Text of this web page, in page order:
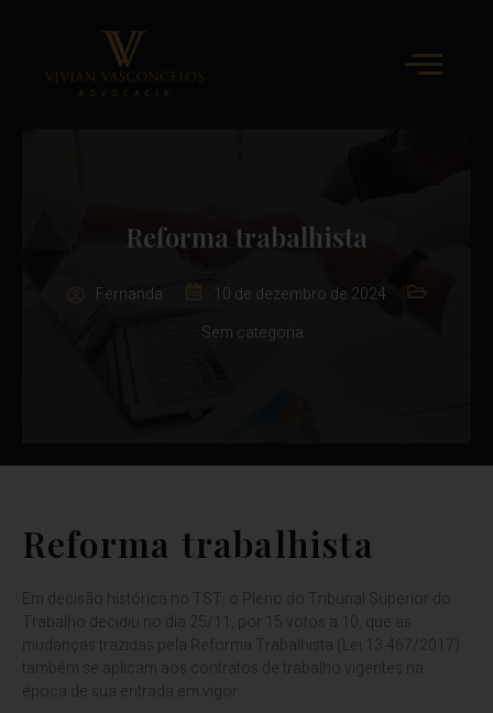
Reforma trabalhista
Fernanda
10 de dezembro de 2024
Sem categoria
Reforma trabalhista
Em decisão histórica no TST, o Pleno do Tribunal Superior do
Trabalho decidiu no dia 25/11, por 15 votos a 10, que as
mudanças trazidas pela Reforma Trabalhista (Lei 13.467/2017)
também se aplicam aos contratos de trabalho vigentes na
época de sua entrada em vigor.